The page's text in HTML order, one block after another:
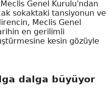
Genel Kurulu'ndan
sokaktaki tansiyonun ve
Meclis Genel
en gerilimli
kesin gözüyle
dalga büyüyor